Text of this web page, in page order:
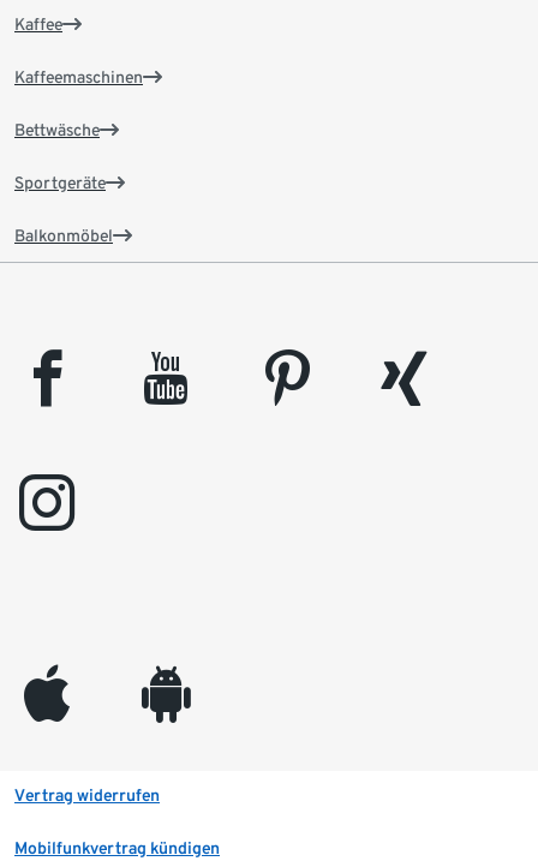
Kaffee
Kaffeemaschinen
Bettwäsche
Sportgeräte
Balkonmöbel
facebook youtube pinterest
xing
instagram
appleinc android
Vertrag widerrufen
Mobilfunkvertrag kündigen